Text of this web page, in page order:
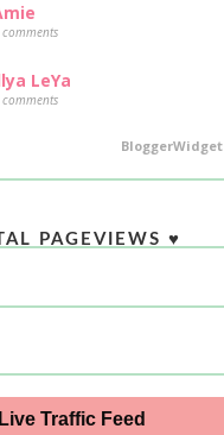
LeYa
BloggerWidget
PAGEVIEWS ♥
Live Traffic Feed